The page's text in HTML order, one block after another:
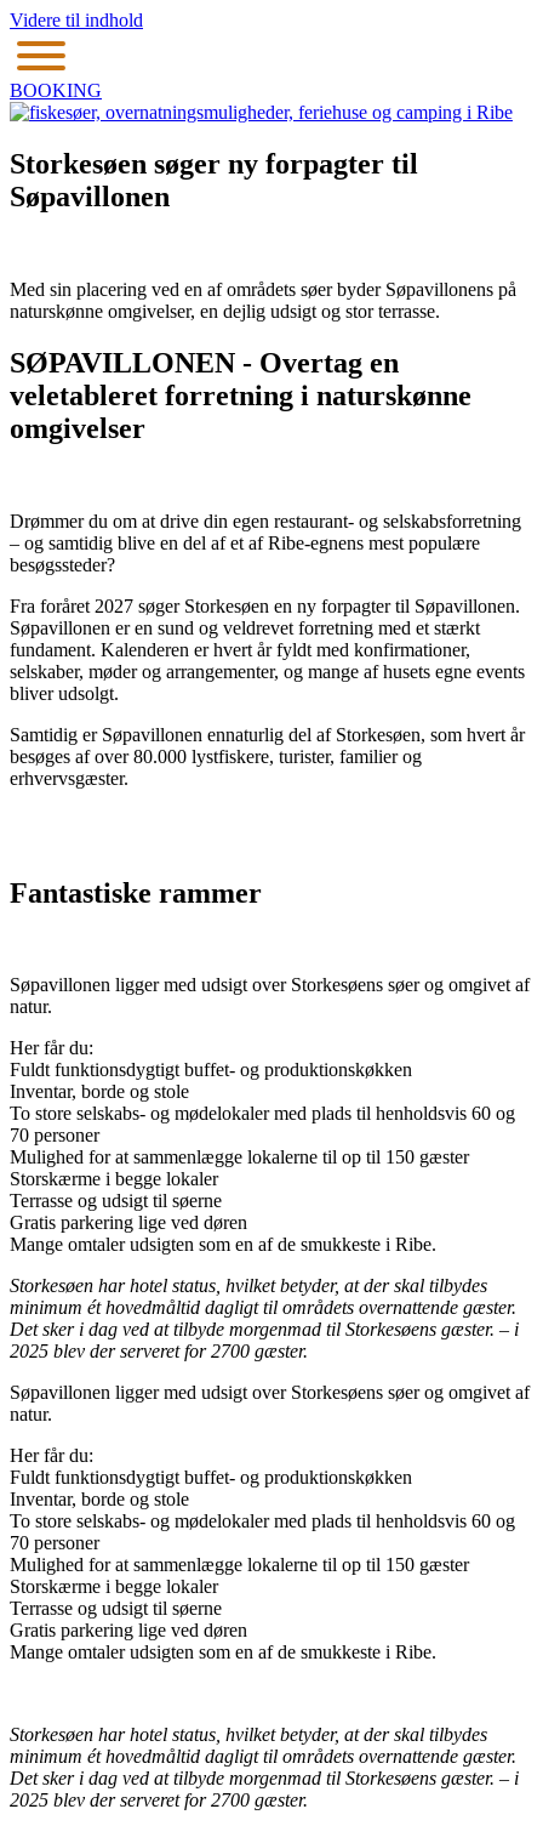
Videre til indhold
BOOKING
Storkesøen søger ny forpagter til
Søpavillonen
Med sin placering ved en af områdets søer byder Søpavillonens på
naturskønne omgivelser, en dejlig udsigt og stor terrasse.
SØPAVILLONEN - Overtag en
veletableret forretning i naturskønne
omgivelser
Drømmer du om at drive din egen restaurant- og selskabsforretning
– og samtidig blive en del af et af Ribe-egnens mest populære
besøgssteder?
Fra foråret 2027 søger Storkesøen en ny forpagter til Søpavillonen.
Søpavillonen er en sund og veldrevet forretning med et stærkt
fundament. Kalenderen er hvert år fyldt med konfirmationer,
selskaber, møder og arrangementer, og mange af husets egne events
bliver udsolgt.
Samtidig er Søpavillonen ennaturlig del af Storkesøen, som hvert år
besøges af over 80.000 lystfiskere, turister, familier og
erhvervsgæster.
Fantastiske rammer
Søpavillonen ligger med udsigt over Storkesøens søer og omgivet af
natur.
Her får du:
Fuldt funktionsdygtigt buffet- og produktionskøkken
Inventar, borde og stole
To store selskabs- og mødelokaler med plads til henholdsvis 60 og
70 personer
Mulighed for at sammenlægge lokalerne til op til 150 gæster
Storskærme i begge lokaler
Terrasse og udsigt til søerne
Gratis parkering lige ved døren
Mange omtaler udsigten som en af de smukkeste i Ribe.
Storkesøen har hotel status, hvilket betyder, at der skal tilbydes
minimum ét hovedmåltid dagligt til områdets overnattende gæster.
Det sker i dag ved at tilbyde morgenmad til Storkesøens gæster. – i
2025 blev der serveret for 2700 gæster.
Søpavillonen ligger med udsigt over Storkesøens søer og omgivet af
natur.
Her får du:
Fuldt funktionsdygtigt buffet- og produktionskøkken
Inventar, borde og stole
To store selskabs- og mødelokaler med plads til henholdsvis 60 og
70 personer
Mulighed for at sammenlægge lokalerne til op til 150 gæster
Storskærme i begge lokaler
Terrasse og udsigt til søerne
Gratis parkering lige ved døren
Mange omtaler udsigten som en af de smukkeste i Ribe.
Storkesøen har hotel status, hvilket betyder, at der skal tilbydes
minimum ét hovedmåltid dagligt til områdets overnattende gæster.
Det sker i dag ved at tilbyde morgenmad til Storkesøens gæster. – i
2025 blev der serveret for 2700 gæster.